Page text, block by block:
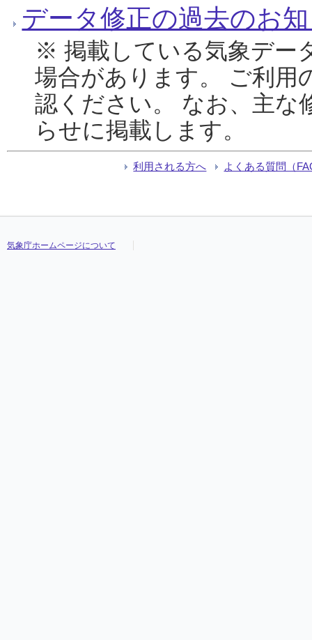
データ修正の過去のお
※ 掲載している気象デー
場合があります。 ご利用
認ください。 なお、主な
らせに掲載します。
利用される方へ よくある質問（
気象庁ホームページについて